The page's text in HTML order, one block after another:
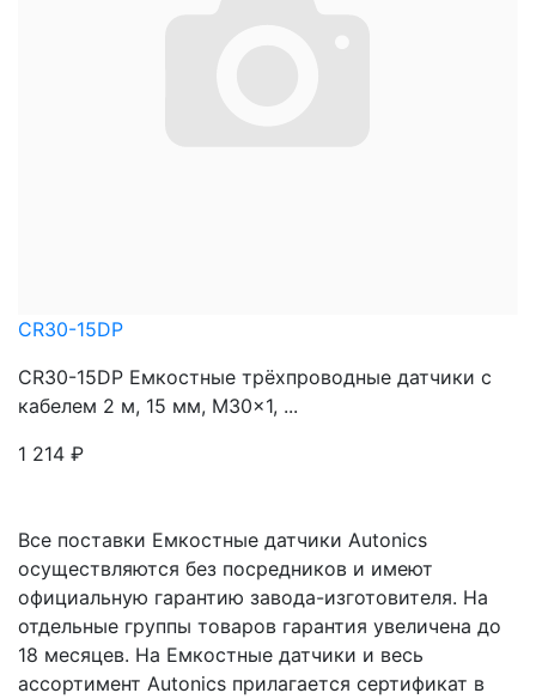
CR30-15DP
CR30-15DP Емкостные трёхпроводные датчики с
кабелем 2 м, 15 мм, M30x1, ...
1 214 ₽
Все поставки Емкостные датчики Autonics
осуществляются без посредников и имеют
официальную гарантию завода-изготовителя. На
отдельные группы товаров гарантия увеличена до
18 месяцев. На Емкостные датчики и весь
ассортимент Autonics прилагается сертификат в